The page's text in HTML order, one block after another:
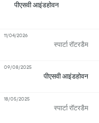
पीएसवी आइंडहोवन
स्पार्टा रॉटरडैम
11/04/2026
पीएसवी आइंडहोवन
09/08/2025
स्पार्टा रॉटरडैम
18/05/2025